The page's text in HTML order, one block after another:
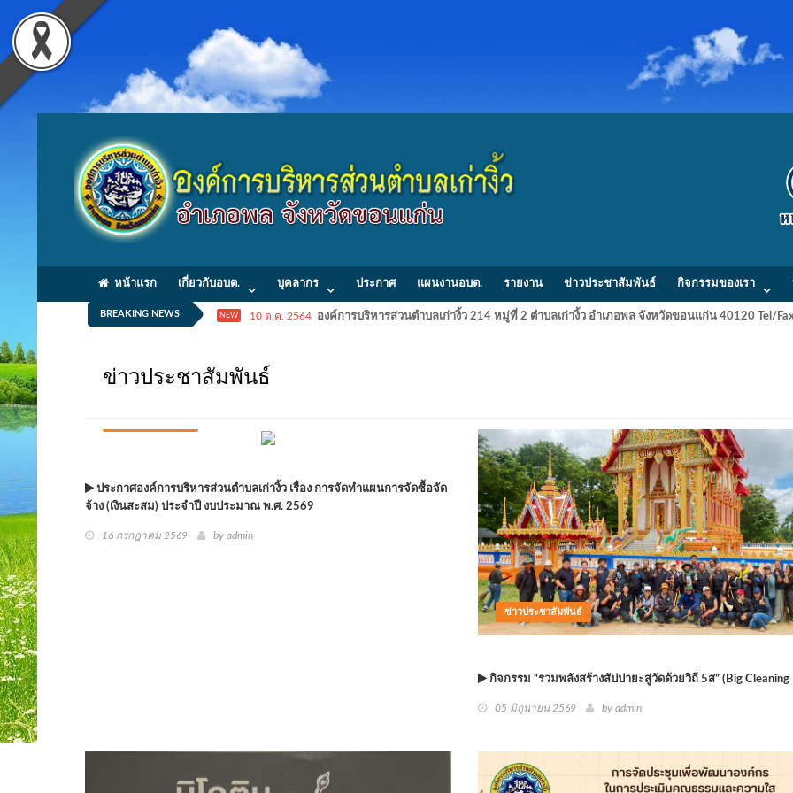
หน้าแรก เกี่ยวกับอบต. บุคลากร ประกาศ แผนงานอบต. รายงาน ข่าวประชาสัมพันธ์ กิจกรรมของเรา
BREAKING NEWS NEW 10 ต.ค. 2564 องค์การบริหารส่วนตำบลเก่างิ้ว 214 หมู่ที่ 2 ตำบลเก่างิ้ว อำเภอพล จังหวัดขอนแก่น 40120 Tel/
ข่าวประชาสัมพันธ์
ประกาศองค์การบริหารส่วนตำบลเก่างิ้ว เรื่อง การจัดทำแผนการจัดซื้อจัด
จ้าง (เงินสะสม) ประจำปี งบประมาณ พ.ศ. 2569
16 กรกฎาคม 2569 by admin
ข่าวประชาสัมพันธ์
กิจกรรม “รวมพลังสร้างสัปปายะสู่วัดด้วยวิถี 5ส” (Big Cleaning
05 มิถุนายน 2569 by admin